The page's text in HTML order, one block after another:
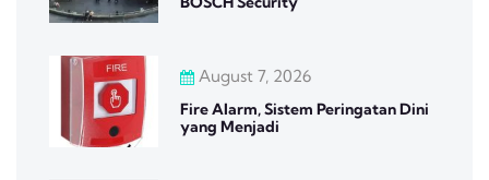
August 7, 2026
Fire Alarm, Sistem Peringatan Dini
yang Menjadi